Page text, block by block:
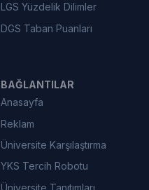
LGS Yüzdelik Dilimler
DGS Taban Puanları
BAĞLANTILAR
Anasayfa
Reklam
Üniversite Karşılaştırma
YKS Tercih Robotu
Üniversite Tanıtımları